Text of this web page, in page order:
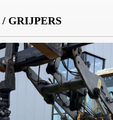
/ GRIJPERS